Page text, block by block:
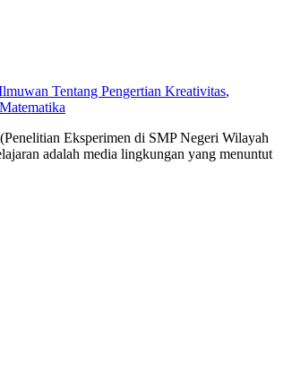
Tentang Pengertian Kreativitas,
Eksperimen di SMP Negeri Wilayah
adalah media lingkungan yang menuntut